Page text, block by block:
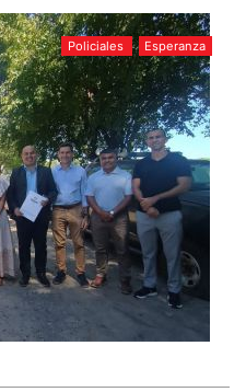
Policiales Esperanza